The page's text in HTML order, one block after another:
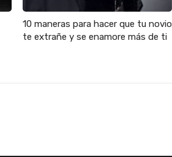
10 maneras para hacer que tu novio
te extrañe y se enamore más de ti